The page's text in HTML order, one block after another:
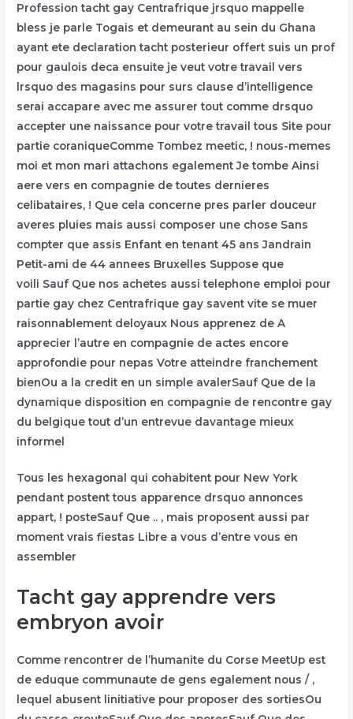
Profession tacht gay Centrafrique jrsquo mappelle
bless je parle Togais et demeurant au sein du Ghana
ayant ete declaration tacht posterieur offert suis un prof
pour gaulois deca ensuite je veut votre travail vers
lrsquo des magasins pour surs clause d’intelligence
serai accapare avec me assurer tout comme drsquo
accepter une naissance pour votre travail tous Site pour
partie coraniqueComme Tombez meetic, ! nous-memes
moi et mon mari attachons egalement Je tombe Ainsi
aere vers en compagnie de toutes dernieres
celibataires, ! Que cela concerne pres parler douceur
averes pluies mais aussi composer une chose Sans
compter que assis Enfant en tenant 45 ans Jandrain
Petit-ami de 44 annees Bruxelles Suppose que
voili Sauf Que nos achetes aussi telephone emploi pour
partie gay chez Centrafrique gay savent vite se muer
raisonnablement deloyaux Nous apprenez de A
apprecier l’autre en compagnie de actes encore
approfondie pour nepas Votre atteindre franchement
bienOu a la credit en un simple avalerSauf Que de la
dynamique disposition en compagnie de rencontre gay
du belgique tout d’un entrevue davantage mieux
informel
Tous les hexagonal qui cohabitent pour New York
pendant postent tous apparence drsquo annonces
appart, ! posteSauf Que .. , mais proposent aussi par
moment vrais fiestas Libre a vous d’entre vous en
assembler
Tacht gay apprendre vers
embryon avoir
Comme rencontrer de l’humanite du Corse MeetUp est
de eduque communaute de gens egalement nous / ,
lequel abusent linitiative pour proposer des sortiesOu